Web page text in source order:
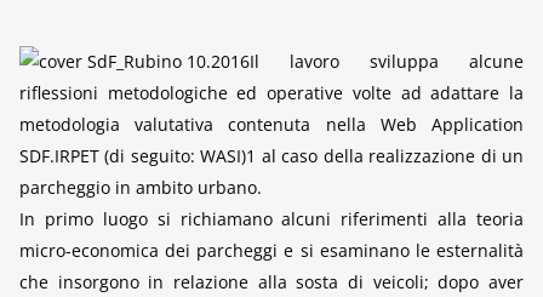
Il lavoro sviluppa alcune
riflessioni metodologiche ed operative volte ad adattare la
metodologia valutativa contenuta nella Web Application
SDF.IRPET (di seguito: WASI)1 al caso della realizzazione di un
parcheggio in ambito urbano.
In primo luogo si richiamano alcuni riferimenti alla teoria
micro-economica dei parcheggi e si esaminano le esternalità
che insorgono in relazione alla sosta di veicoli; dopo aver